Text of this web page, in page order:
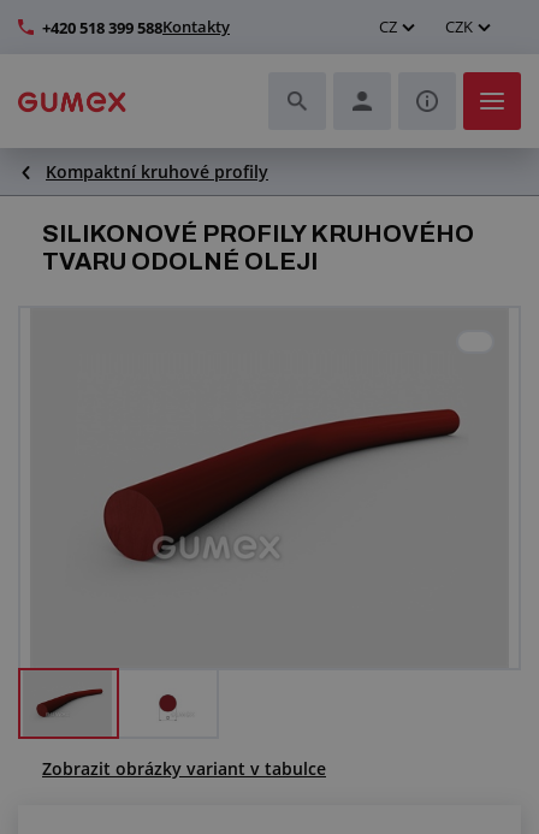
+420 518 399 588Kontakty CZ CZK
Hadice a jejich kompletace
Profily a výroba těsnění
Další pryžové a plastové výrobky
Centrum poptávek
Kompaktní kruhové profily
SILIKONOVÉ PROFILY KRUHOVÉHO
TVARU ODOLNÉ OLEJI
Zobrazit obrázky variant v tabulce